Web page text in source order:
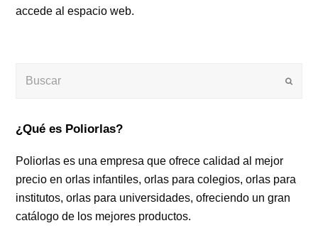
accede al espacio web.
Enviar
¿Qué es Poliorlas?
Poliorlas es una empresa que ofrece calidad al mejor
precio en orlas infantiles, orlas para colegios, orlas para
institutos, orlas para universidades, ofreciendo un gran
catálogo de los mejores productos.